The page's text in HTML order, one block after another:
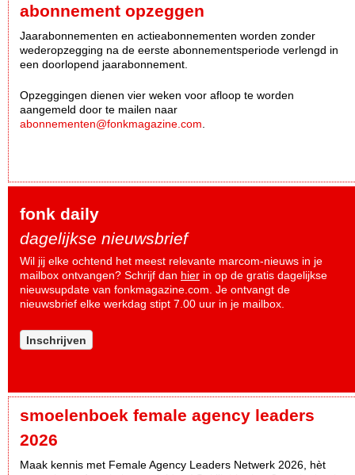
abonnement opzeggen
Jaarabonnementen en actieabonnementen worden zonder
wederopzegging na de eerste abonnementsperiode verlengd in
een doorlopend jaarabonnement.
Opzeggingen dienen vier weken voor afloop te worden
aangemeld door te mailen naar
abonnementen@fonkmagazine.com
fonk daily
dagelijkse nieuwsbrief
Wil jij elke ochtend het meest relevante marcom-nieuws in je
mailbox ontvangen? Schrijf dan hier in op de gratis dagelijkse
nieuwsupdate van fonkmagazine.com. Je ontvangt de
nieuwsbrief elke werkdag stipt 7.00 uur in je mailbox.
Inschrijven
smoelenboek female agency leaders
2026
Maak kennis met Female Agency Leaders Netwerk 2026, hèt